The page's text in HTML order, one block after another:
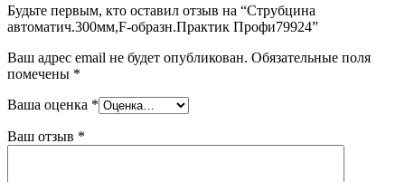
Будьте первым, кто оставил отзыв на “Струбцина
автоматич.300мм,F-образн.Практик Профи79924”
Ваш адрес email не будет опубликован. Обязательные поля
помечены *
Ваша оценка *
Ваш отзыв *